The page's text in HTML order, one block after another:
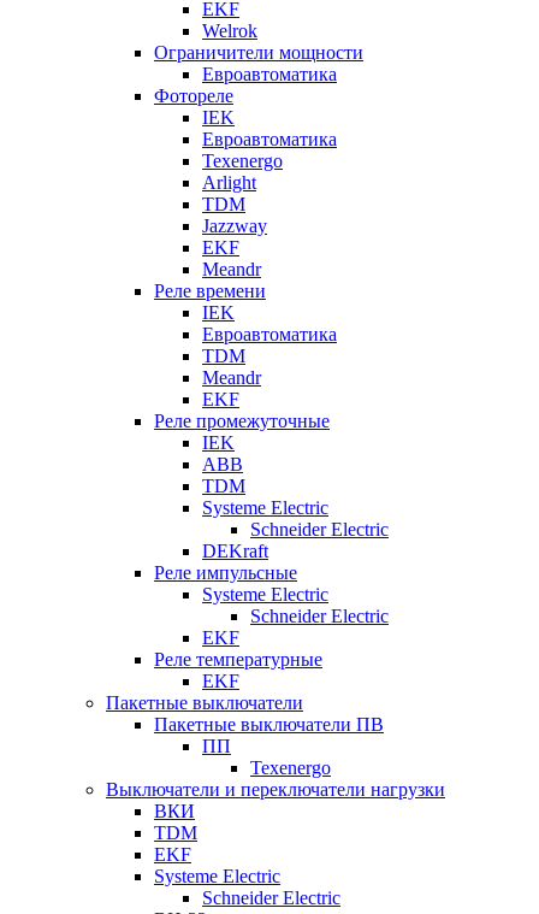
EKF
Welrok
Ограничители мощности
Евроавтоматика
Фотореле
IEK
Евроавтоматика
Texenergo
Arlight
TDM
Jazzway
EKF
Meandr
Реле времени
IEK
Евроавтоматика
TDM
Meandr
EKF
Реле промежуточные
IEK
ABB
TDM
Systeme Electric
Schneider Electric
DEKraft
Реле импульсные
Systeme Electric
Schneider Electric
EKF
Реле температурные
EKF
Пакетные выключатели
Пакетные выключатели ПВ
ПП
Texenergo
Выключатели и переключатели нагрузки
ВКИ
TDM
EKF
Systeme Electric
Schneider Electric